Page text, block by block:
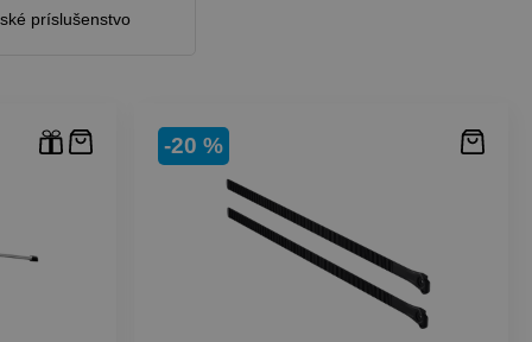
príslušenstvo
-20 %